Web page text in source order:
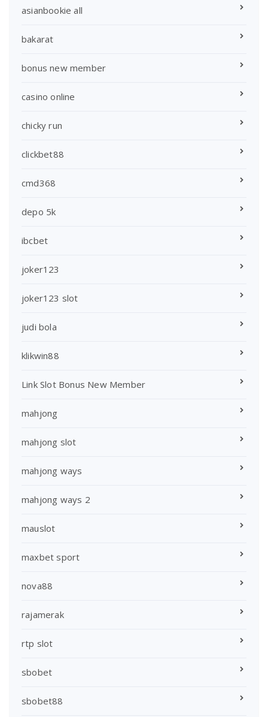
asianbookie all
bakarat
bonus new member
casino online
chicky run
clickbet88
cmd368
depo 5k
ibcbet
joker123
joker123 slot
judi bola
klikwin88
Link Slot Bonus New Member
mahjong
mahjong slot
mahjong ways
mahjong ways 2
mauslot
maxbet sport
nova88
rajamerak
rtp slot
sbobet
sbobet88